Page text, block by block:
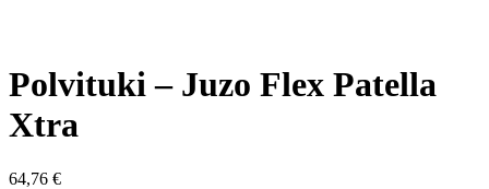
Polvituki – Juzo Flex Patella
Xtra
64,76 €